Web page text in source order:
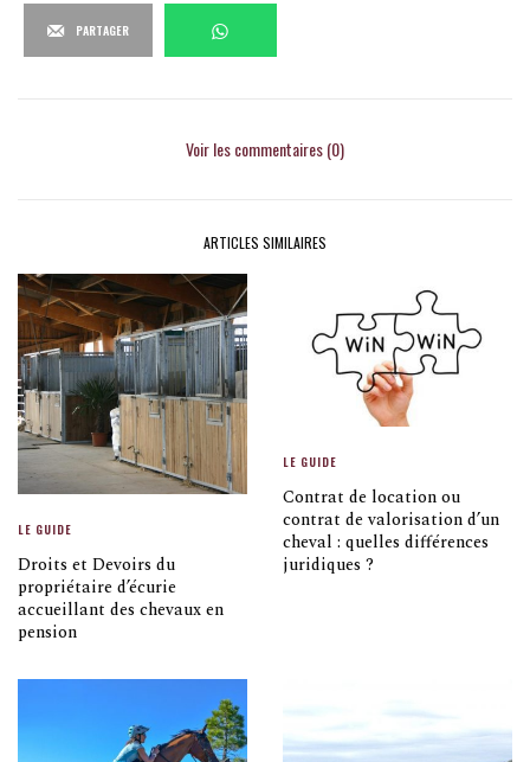
PARTAGER
Voir les commentaires (0)
ARTICLES SIMILAIRES
LE GUIDE
Droits et Devoirs du
propriétaire d’écurie
accueillant des chevaux en
pension
LE GUIDE
Contrat de location ou
contrat de valorisation d’un
cheval : quelles différences
juridiques ?